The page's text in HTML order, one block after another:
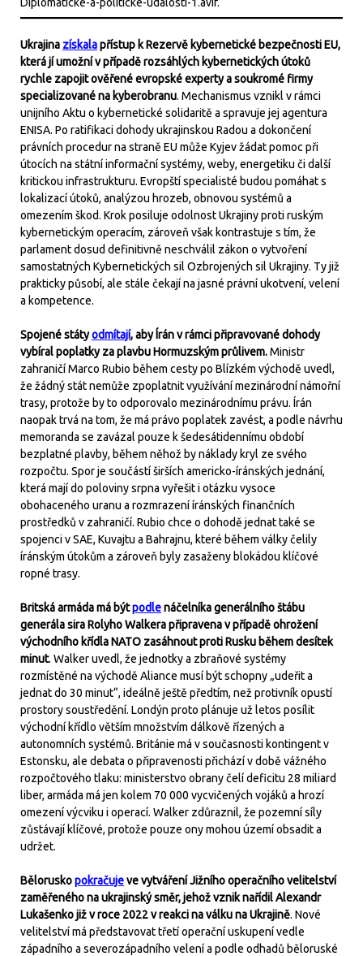
Ukrajina získalapřístup k Rezervě kybernetické bezpečnosti EU,
která jí umožní v případě rozsáhlých kybernetických útoků
rychle zapojit ověřené evropské experty a soukromé firmy
specializované na kyberobranu. Mechanismus vznikl v rámci
unijního Aktu o kybernetické solidaritě a spravuje jej agentura
ENISA. Po ratifikaci dohody ukrajinskou Radou a dokončení
právních procedur na straně EU může Kyjev žádat pomoc při
útocích na státní informační systémy, weby, energetiku či další
kritickou infrastrukturu. Evropští specialisté budou pomáhat s
lokalizací útoků, analýzou hrozeb, obnovou systémů a
omezením škod. Krok posiluje odolnost Ukrajiny proti ruským
kybernetickým operacím, zároveň však kontrastuje s tím, že
parlament dosud definitivně neschválil zákon o vytvoření
samostatných Kybernetických sil Ozbrojených sil Ukrajiny. Ty již
prakticky působí, ale stále čekají na jasné právní ukotvení, velení
a kompetence.
Spojené státyodmítají, aby Írán v rámci připravované dohody
vybíral poplatky za plavbu Hormuzským průlivem.Ministr
zahraničí Marco Rubio během cesty po Blízkém východě uvedl,
že žádný stát nemůže zpoplatnit využívání mezinárodní námořní
trasy, protože by to odporovalo mezinárodnímu právu. Írán
naopak trvá na tom, že má právo poplatek zavést, a podle návrhu
memoranda se zavázal pouze k šedesátidennímu období
bezplatné plavby, během něhož by náklady kryl ze svého
rozpočtu. Spor je součástí širších americko-íránských jednání,
která mají do poloviny srpna vyřešit i otázku vysoce
obohaceného uranu a rozmrazení íránských finančních
prostředků v zahraničí. Rubio chce o dohodě jednat také se
spojenci v SAE, Kuvajtu a Bahrajnu, které během války čelily
íránským útokům a zároveň byly zasaženy blokádou klíčové
ropné trasy.
Britská armáda má býtpodlenáčelníka generálního štábu
generála sira Rolyho Walkera připravena v případě ohrožení
východního křídla NATO zasáhnout proti Rusku během desítek
minut. Walker uvedl, že jednotky a zbraňové systémy
rozmístěné na východě Aliance musí být schopny „udeřit a
jednat do 30 minut“, ideálně ještě předtím, než protivník opustí
prostory soustředění. Londýn proto plánuje už letos posílit
východní křídlo větším množstvím dálkově řízených a
autonomních systémů. Británie má v současnosti kontingent v
Estonsku, ale debata o připravenosti přichází v době vážného
rozpočtového tlaku: ministerstvo obrany čelí deficitu 28 miliard
liber, armáda má jen kolem 70 000 vycvičených vojáků a hrozí
omezení výcviku i operací. Walker zdůraznil, že pozemní síly
zůstávají klíčové, protože pouze ony mohou území obsadit a
udržet.
Běloruskopokračujeve vytváření Jižního operačního velitelství
zaměřeného na ukrajinský směr, jehož vznik nařídil Alexandr
Lukašenko již v roce 2022 v reakci na válku na Ukrajině. Nové
velitelství má představovat třetí operační uskupení vedle
západního a severozápadního velení a podle odhadů běloruské